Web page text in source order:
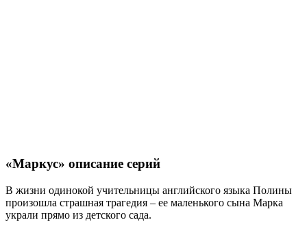
«Маркус» описание серий
В жизни одинокой учительницы английского языка Полины
произошла страшная трагедия – ее маленького сына Марка
украли прямо из детского сада.